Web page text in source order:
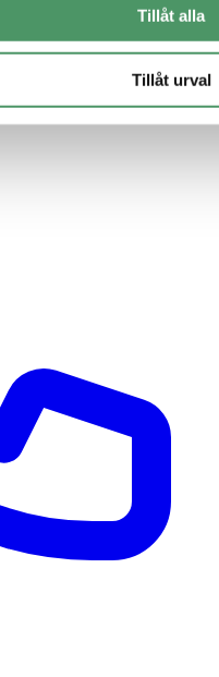
Tillåt alla
Tillåt urval
moms om inte annat anges.
1–2 hushåll. Vi behöver
verkligt pris.